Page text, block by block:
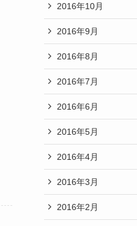
2016年10月
2016年9月
2016年8月
2016年7月
2016年6月
2016年5月
2016年4月
2016年3月
2016年2月